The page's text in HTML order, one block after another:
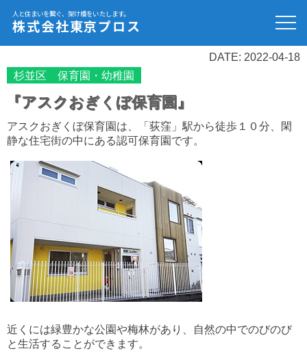
人と住まいを繋ぐ、架け橋をいたします。
株式会社東京プロス
DATE: 2022-04-18
杉並区 保育園・幼稚園
『アスクおぎくぼ保育園』
アスクおぎくぼ保育園は、「荻窪」駅から徒歩１０分、閑
静な住宅街の中にある認可保育園です。
近くには緑豊かな公園や梅林があり、自然の中でのびのび
と生活することができます。